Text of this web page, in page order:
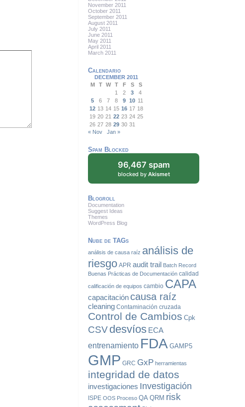
November 2011
October 2011
September 2011
August 2011
July 2011
June 2011
May 2011
April 2011
March 2011
Calendario
DECEMBER 2011
M
T W T F S
S
1
2 3
4
5
6 7 8 9 10 11
12 13 14 15 16 17 18
19 20 21 22 23 24 25
26 27 28 29 30 31
« Nov
Jan »
Spam Blocked
96,467 spam
blocked by Akismet
Blogroll
Documentation
Suggest Ideas
Themes
WordPress Blog
Nube de TAGs
análisis de causa raíz análisis de
riesgo APR audit trail Batch Record
Buenas Prácticas de Documentación calidad
calificación de equipos cambio CAPA
capacitacióncausa raíz
cleaning Contaminación cruzada
Control de Cambios Cpk
CSVdesvíos ECA
entrenamiento FDA GAMP5
GMP GRC GxP herramientas
integridad de datos
investigaciones Investigación
ISPE OOS Proceso QA QRM risk